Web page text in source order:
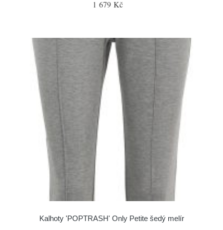
1 679 Kč
Kalhoty 'POPTRASH' Only Petite šedý melír